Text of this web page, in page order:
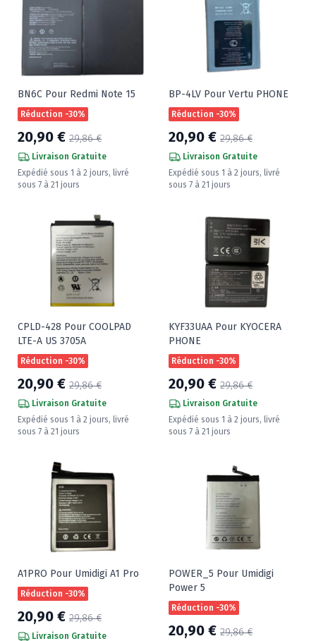
BN6C Pour Redmi Note 15
Réduction -30%
20,90 € 29,86 €
Livraison Gratuite
Expédié sous 1 à 2 jours, livré
sous 7 à 21 jours
BP-4LV Pour Vertu PHONE
Réduction -30%
20,90 € 29,86 €
Livraison Gratuite
Expédié sous 1 à 2 jours, livré
sous 7 à 21 jours
CPLD-428 Pour COOLPAD
LTE-A US 3705A
Réduction -30%
20,90 € 29,86 €
Livraison Gratuite
Expédié sous 1 à 2 jours, livré
sous 7 à 21 jours
KYF33UAA Pour KYOCERA
PHONE
Réduction -30%
20,90 € 29,86 €
Livraison Gratuite
Expédié sous 1 à 2 jours, livré
sous 7 à 21 jours
A1PRO Pour Umidigi A1 Pro
Réduction -30%
20,90 € 29,86 €
Livraison Gratuite
POWER_5 Pour Umidigi
Power 5
Réduction -30%
20,90 € 29,86 €